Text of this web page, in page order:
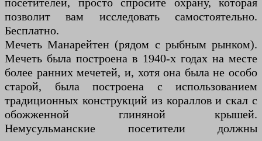
позволит вам исследовать самостоятельно.
Бесплатно.
Мечеть Манарейтен (рядом с рыбным рынком).
Мечеть была построена в 1940-х годах на месте
более ранних мечетей, и, хотя она была не особо
старой, была построена с использованием
традиционных конструкций из кораллов и скал с
обожженной глиняной крышей.
Немусульманские посетители должны